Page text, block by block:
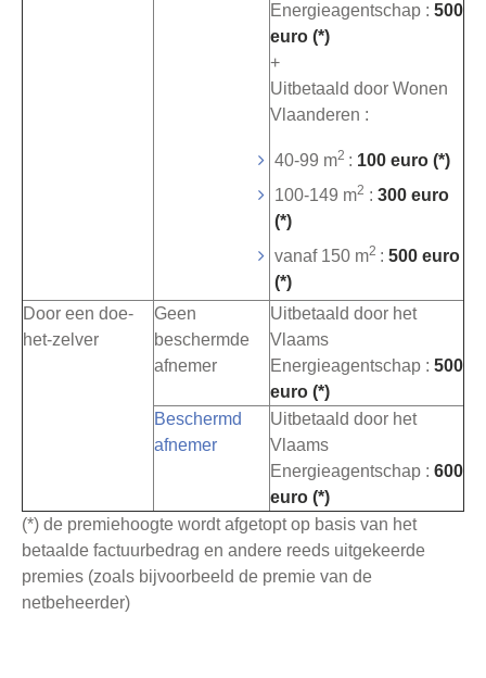
Energieagentschap : 500
euro (*)
+
Uitbetaald door Wonen
Vlaanderen :
40-99 m2 : 100 euro (*)
100-149 m2 : 300 euro
(*)
vanaf 150 m2 : 500 euro
(*)
Door een doe-
het-zelver
Geen
beschermde
afnemer
Uitbetaald door het
Vlaams
Energieagentschap : 500
euro (*)
Beschermd
afnemer
Uitbetaald door het
Vlaams
Energieagentschap : 600
euro (*)
(*) de premiehoogte wordt afgetopt op basis van het
betaalde factuurbedrag en andere reeds uitgekeerde
premies (zoals bijvoorbeeld de premie van de
netbeheerder)